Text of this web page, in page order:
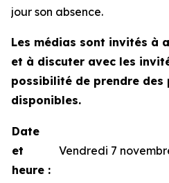
jour son absence.
Les médias sont invités à
et à discuter avec les
possibilité de prendre des
disponibles.
Date
et
heure :
Vendredi 7